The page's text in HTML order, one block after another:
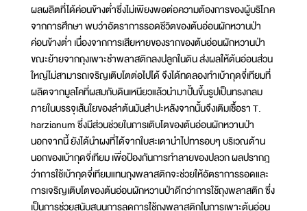
ผลผลิตที่ได้ค่อนข้างต่ำซึ่งไม่เพียงพอต่อความต้องการของผู้บริโภค
จากการศึกษา พบว่าอัตราการรอดชีวิตของต้นอ่อนผักหวานป่า
ค่อนข้างต่ำ เนื่องจากการเสียหายของรากของต้นอ่อนผักหวานป่า
ขณะย้ายจากถุงเพาะชำพลาสติกลงปลูกในดิน ส่งผลให้ต้นอ่อนส่วน
ใหญ่ไม่สามารถเจริญเติบโตต่อไปได้ จึงได้ทดลองทำเบ้ากุดจี่เทียมที่
ผลิตจากมูลโคที่ผสมกับดินเหนียวแล้วนำมาปั้นขึ้นรูปเป็นทรงกลม
ภายในบรรจุเส้นใยของลำต้นมันสำปะหลังจากนั้นจึงเติมเชื้อรา T.
harzianum ซึ่งมีส่วนช่วยในการเติบโตของต้นอ่อนผักหวานป่า
นอกจากนี้ ยังได้นำผงที่ได้จากใบสะเดานำไปทารอบๆ บริเวณด้าน
นอกของเบ้ากุดจี่เทียม เพื่อป้องกันการทำลายของปลวก ผลปรากฎ
ว่าการใช้เบ้ากุดจี่เทียมแทนถุงพลาสติกจะช่วยให้อัตราการรอดและ
การเจริญเติบโตของต้นอ่อนผักหวานป่าดีกว่าการใช้ถุงพลาสติก ซึ่ง
เป็นการช่วยสนับสนุนการลดการใช้ถุงพลาสติกในการเพาะต้นอ่อน